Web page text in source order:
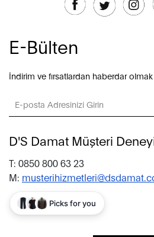
E-Bülten
İndirim ve fırsatlardan haberdar
D'S Damat Müşteri
T: 0850 800 63 23
M: